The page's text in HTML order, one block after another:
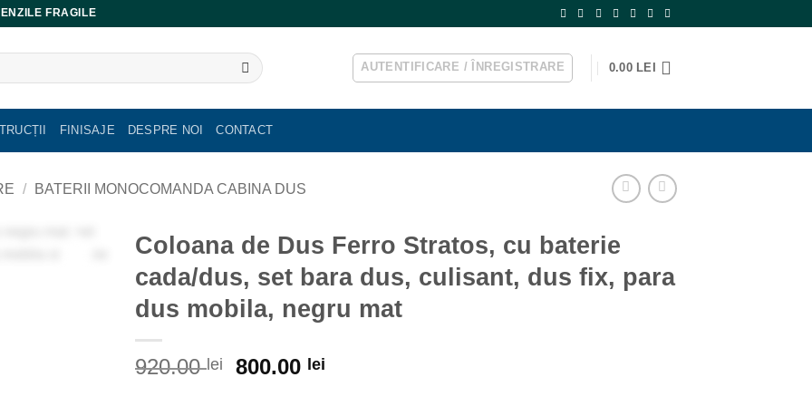
FRAGILE
AUTENTIFICARE / ÎNREGISTRARE 0.00 LEI
FINISAJE DESPRE NOI CONTACT
/ BATERII MONOCOMANDA CABINA DUS
Coloana de Dus Ferro Stratos, cu baterie
cada/dus, set bara dus, culisant, dus fix, para
dus mobila, negru mat
920.00 lei
Prețul
800.00 lei